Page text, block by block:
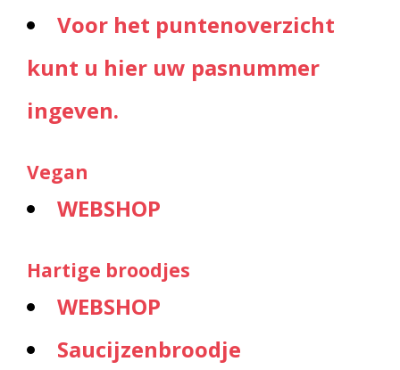
Voor het puntenoverzicht
kunt u hier uw pasnummer
ingeven.
Vegan
WEBSHOP
Hartige broodjes
WEBSHOP
Saucijzenbroodje